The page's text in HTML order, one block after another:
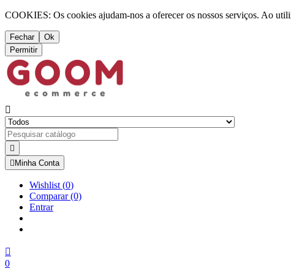
COOKIES: Os cookies ajudam-nos a oferecer os nossos serviços. Ao
Fechar
Ok
Permitir


 Minha Conta
Wishlist (0)
Comparar(0)
Entrar

0